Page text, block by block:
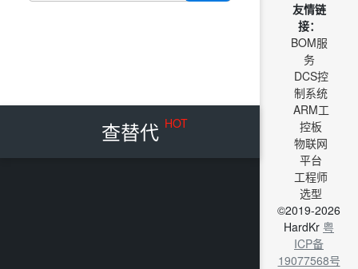
查替代 HOT
友情链
接：
BOM服
务
DCS控
制系统
ARM工
控板
物联网
平台
工程师
选型
©2019-2026
HardKr 粤
ICP备
19077568号